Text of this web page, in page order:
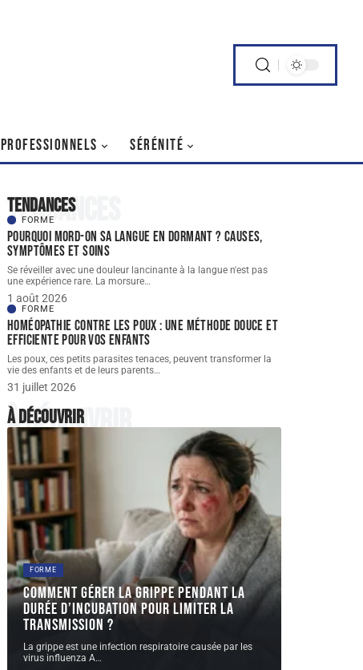
PROFESSIONNELS SÉRÉNITÉ
Tendances
Tendances
FORME
Pourquoi mord-on sa langue en dormant ? Causes,
symptômes et soins
Se réveiller avec une douleur lancinante à la langue n'est pas
une expérience rare. La morsure…
1 août 2026
FORME
Homéopathie contre les poux : une méthode douce et
efficiente pour vos enfants
Les poux, ces petits parasites tenaces, peuvent transformer la
vie des enfants et de leurs parents…
31 juillet 2026
À découvrir
À découvrir
FORME
Comment gérer la grippe pendant la
durée d’incubation pour limiter la
transmission ?
La grippe est une infection respiratoire causée par les
virus influenza A…